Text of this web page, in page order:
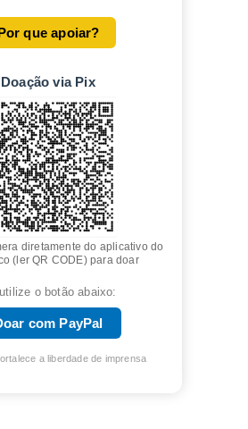
que apoiar?
Doação via Pix
diretamente do aplicativo do
(ler QR CODE) para doar
o botão abaixo:
com PayPal
a liberdade de imprensa